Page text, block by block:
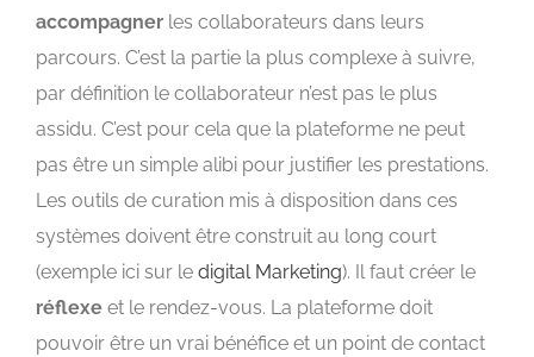
accompagner les collaborateurs dans leurs
parcours. C’est la partie la plus complexe à suivre,
par définition le collaborateur n’est pas le plus
assidu. C’est pour cela que la plateforme ne peut
pas être un simple alibi pour justifier les prestations.
Les outils de curation mis à disposition dans ces
systèmes doivent être construit au long court
(exemple ici sur le digital Marketing). Il faut créer le
réflexe et le rendez-vous. La plateforme doit
pouvoir être un vrai bénéfice et un point de contact